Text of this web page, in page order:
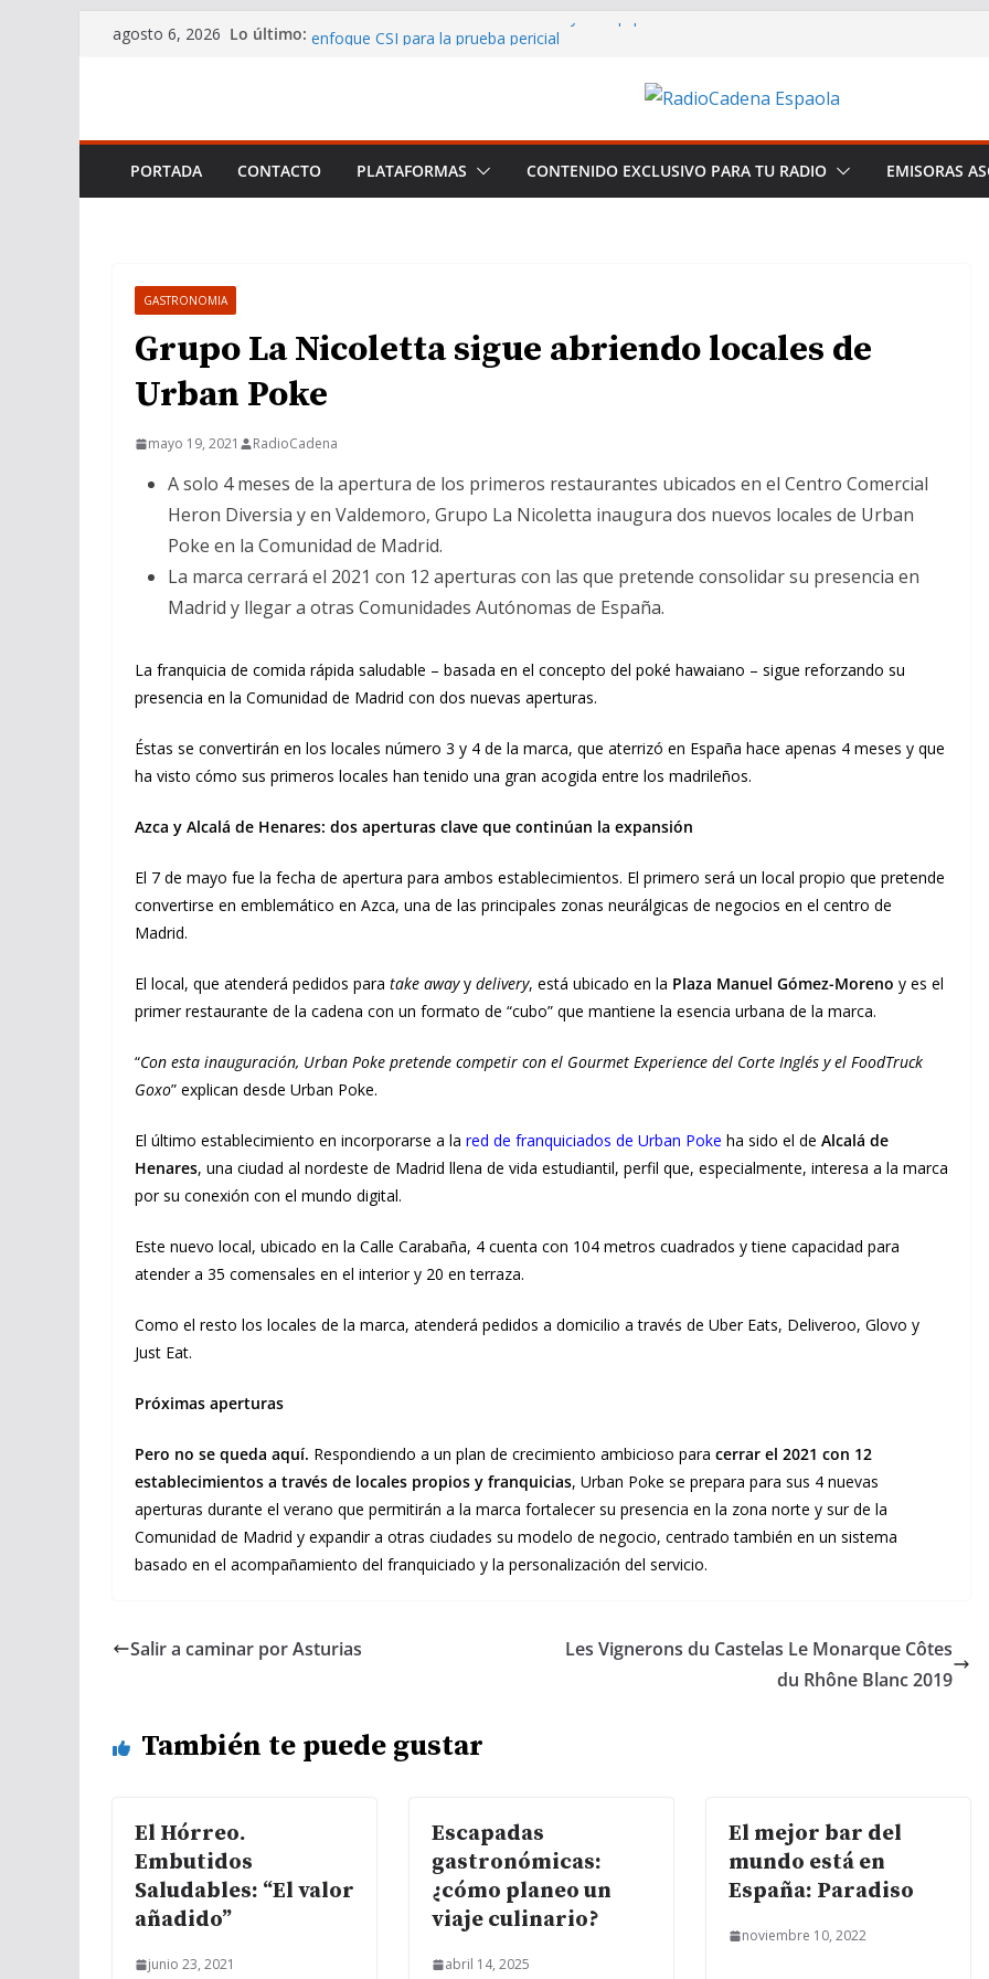
Saltaragosto 6, 2026 Lo último: Carlos Cuadrado Gómez-Serranillos y su equipo en Miami: un
Community from Spain
Las 10 mejores playas nudistas de España: Libertad y
PORTADA CONTACTO PLATAFORMAS CONTENIDO EXCLUSIVO PARA TU RADIO EMISORAS
GASTRONOMIA
Grupo La Nicoletta sigue abriendo locales de
Urban Poke
mayo 19, 2021 RadioCadena
A solo 4 meses de la apertura de los primeros restaurantes ubicados en el Centro Comercial
Heron Diversia y en Valdemoro, Grupo La Nicoletta inaugura dos nuevos locales de Urban
Poke en la Comunidad de Madrid.
La marca cerrará el 2021 con 12 aperturas con las que pretende consolidar su presencia en
Madrid y llegar a otras Comunidades Autónomas de España.
La franquicia de comida rápida saludable – basada en el concepto del poké hawaiano – sigue reforzando su
presencia en la Comunidad de Madrid con dos nuevas aperturas.
Éstas se convertirán en los locales número 3 y 4 de la marca, que aterrizó en España hace apenas 4 meses y que
ha visto cómo sus primeros locales han tenido una gran acogida entre los madrileños.
Azca y Alcalá de Henares: dos aperturas clave que continúan la expansión
El 7 de mayo fue la fecha de apertura para ambos establecimientos. El primero será un local propio que pretende
convertirse en emblemático en Azca, una de las principales zonas neurálgicas de negocios en el centro de
Madrid.
El local, que atenderá pedidos para take awayy delivery, está ubicado en la Plaza Manuel Gómez-Moreno y es el
primer restaurante de la cadena con un formato de “cubo” que mantiene la esencia urbana de la marca.
“Con esta inauguración, Urban Poke pretende competir con el Gourmet Experience del Corte Inglés y el FoodTruck
Goxo” explican desde Urban Poke.
El último establecimiento en incorporarse a la red de franquiciados de Urban Poke ha sido el de Alcalá de
Henares, una ciudad al nordeste de Madrid llena de vida estudiantil, perfil que, especialmente, interesa a la marca
por su conexión con el mundo digital.
Este nuevo local, ubicado en la Calle Carabaña, 4 cuenta con 104 metros cuadrados y tiene capacidad para
atender a 35 comensales en el interior y 20 en terraza.
Como el resto los locales de la marca, atenderá pedidos a domicilio a través de Uber Eats, Deliveroo, Glovo y
Just Eat.
Próximas aperturas
Pero no se queda aquí. Respondiendo a un plan de crecimiento ambicioso para cerrar el 2021 con 12
establecimientos a través de locales propios y franquicias, Urban Poke se prepara para sus 4 nuevas
aperturas durante el verano que permitirán a la marca fortalecer su presencia en la zona norte y sur de la
Comunidad de Madrid y expandir a otras ciudades su modelo de negocio, centrado también en un sistema
basado en el acompañamiento del franquiciado y la personalización del servicio.
Salir a caminar por Asturias
Les Vignerons du Castelas Le Monarque Côtes
du Rhône Blanc 2019
También te puede gustar
El Hórreo.
Embutidos
Saludables: “El valor
añadido”
junio 23, 2021
Escapadas
gastronómicas:
¿cómo planeo un
viaje culinario?
abril 14, 2025
El mejor bar del
mundo está en
España: Paradiso
noviembre 10, 2022